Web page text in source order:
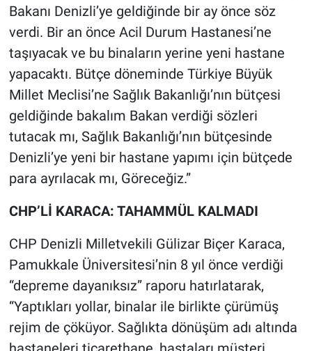
Bakanı Denizli’ye geldiğinde bir ay önce söz
verdi. Bir an önce Acil Durum Hastanesi’ne
taşıyacak ve bu binaların yerine yeni hastane
yapacaktı. Bütçe döneminde Türkiye Büyük
Millet Meclisi’ne Sağlık Bakanlığı’nın bütçesi
geldiğinde bakalım Bakan verdiği sözleri
tutacak mı, Sağlık Bakanlığı’nın bütçesinde
Denizli’ye yeni bir hastane yapımı için bütçede
para ayrılacak mı, Göreceğiz.”
CHP’Lİ KARACA: TAHAMMÜL KALMADI
CHP Denizli Milletvekili Gülizar Biçer Karaca,
Pamukkale Üniversitesi’nin 8 yıl önce verdiği
“depreme dayanıksız” raporu hatırlatarak,
“Yaptıkları yollar, binalar ile birlikte çürümüş
rejim de çöküyor. Sağlıkta dönüşüm adı altında